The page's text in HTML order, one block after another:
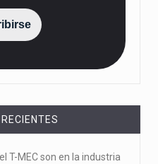
T-MEC son en la industria